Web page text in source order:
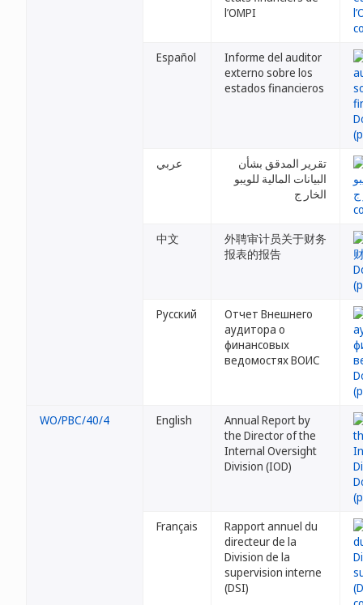
l’OMPI
Español
Informe del auditor
externo sobre los
estados financieros
عربي
تقرير المدقق بشأن
البيانات المالية للويبو
الخار ج
中文
外聘审计员关于财务
报表的报告
Русский
Отчет Внешнего
аудитора о
финансовых
ведомостях ВОИС
WO/PBC/40/4 English
Annual Report by
the Director of the
Internal Oversight
Division (IOD)
Français
Rapport annuel du
directeur de la
Division de la
supervision interne
(DSI)